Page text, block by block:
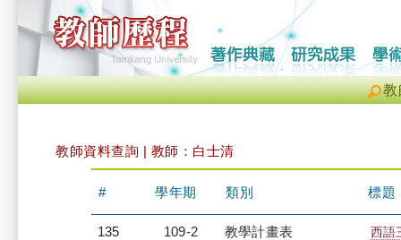
教
教師資料查詢 | 教師：白士清
# 學年期 類別 標題
135 109-2 教學計畫表 西語